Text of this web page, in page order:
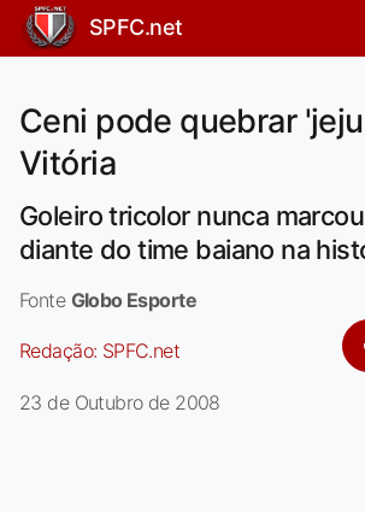
SPFC.net
Ceni pode quebrar
Vitória
Goleiro tricolor nunca
diante do time baiano na
Fonte Globo Esporte
Redação: SPFC.net
23 de Outubro de 2008